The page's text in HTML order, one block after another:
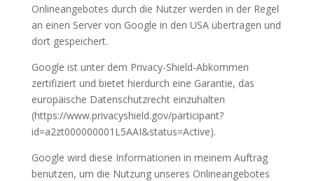
Onlineangebotes durch die Nutzer werden in der Regel
an einen Server von Google in den USA übertragen und
dort gespeichert.
Google ist unter dem Privacy-Shield-Abkommen
zertifiziert und bietet hierdurch eine Garantie, das
europäische Datenschutzrecht einzuhalten
(https://www.privacyshield.gov/participant?
id=a2zt000000001L5AAI&status=Active).
Google wird diese Informationen in meinem Auftrag
benutzen, um die Nutzung unseres Onlineangebotes